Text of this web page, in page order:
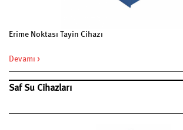
Erime Noktası Tayin Cihazı
Devamı >
Saf Su Cihazları